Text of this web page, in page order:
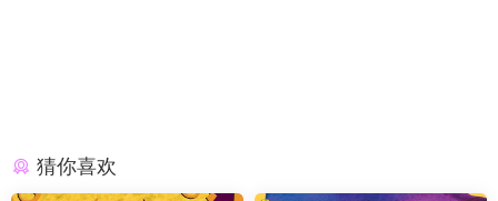
猜你喜欢